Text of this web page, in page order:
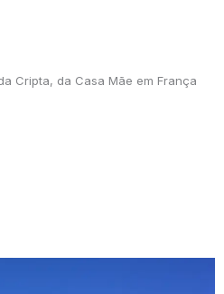
Cripta, da Casa Mãe em França